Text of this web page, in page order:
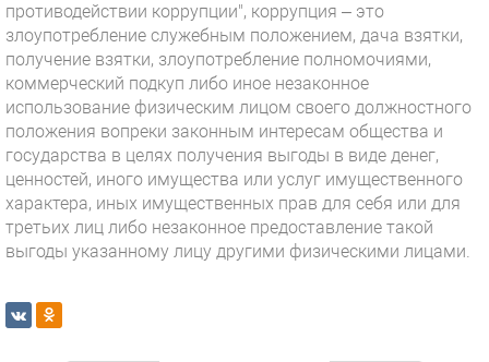
противодействии коррупции", коррупция – это
злоупотребление служебным положением, дача взятки,
получение взятки, злоупотребление полномочиями,
коммерческий подкуп либо иное незаконное
использование физическим лицом своего должностного
положения вопреки законным интересам общества и
государства в целях получения выгоды в виде денег,
ценностей, иного имущества или услуг имущественного
характера, иных имущественных прав для себя или для
третьих лиц либо незаконное предоставление такой
выгоды указанному лицу другими физическими лицами.